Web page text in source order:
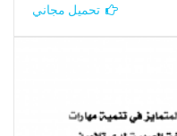
تحميل مجاني